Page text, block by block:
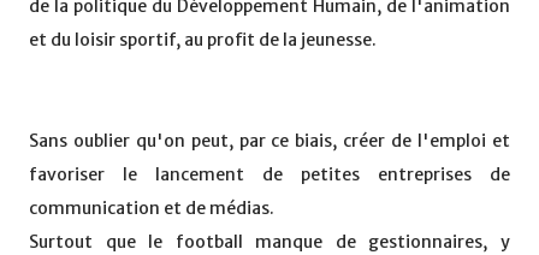
de la politique du Développement Humain, de l'animation
et du loisir sportif, au profit de la jeunesse.
Sans oublier qu'on peut, par ce biais, créer de l'emploi et
favoriser le lancement de petites entreprises de
communication et de médias.
Surtout que le football manque de gestionnaires, y